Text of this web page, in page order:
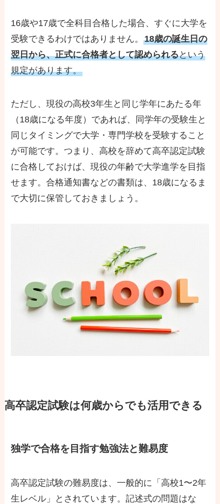
16歳や17歳で全科目合格した場合、すぐに大学を
受験できるわけではありません。18歳の誕生日の
翌日から、正式に合格者として認められるという
規定があります。
ただし、現役の高校3年生と同じ学年にあたる年
（18歳になる年度）であれば、同学年の受験生と
同じタイミングで大学・専門学校を受験すること
が可能です。つまり、高校を辞めて高卒認定試験
に合格しておけば、現役の年齢で大学進学を目指
せます。合格通知書などの書類は、18歳になるま
で大切に保管しておきましょう。
高卒認定試験は何歳からでも活用できる
独学で合格を目指す勉強法と難易度
高卒認定試験の難易度は、一般的に「高校1〜2年
生レベル」とされています。記述式の問題はな